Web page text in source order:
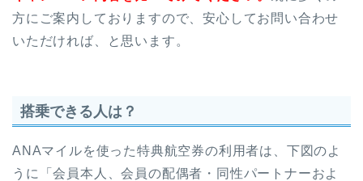
方にご案内しておりますので、安心してお問い合わせ
いただければ、と思います。
搭乗できる人は？
ANAマイルを使った特典航空券の利用者は、下図のよ
うに「会員本人、会員の配偶者・同性パートナーおよ